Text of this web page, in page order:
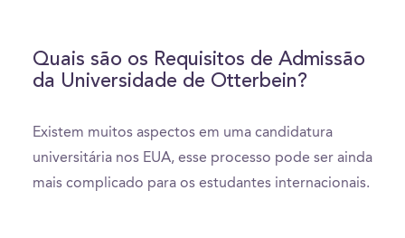
Quais são os Requisitos de Admissão
da Universidade de Otterbein?
Existem muitos aspectos em uma candidatura
universitária nos EUA, esse processo pode ser ainda
mais complicado para os estudantes internacionais.